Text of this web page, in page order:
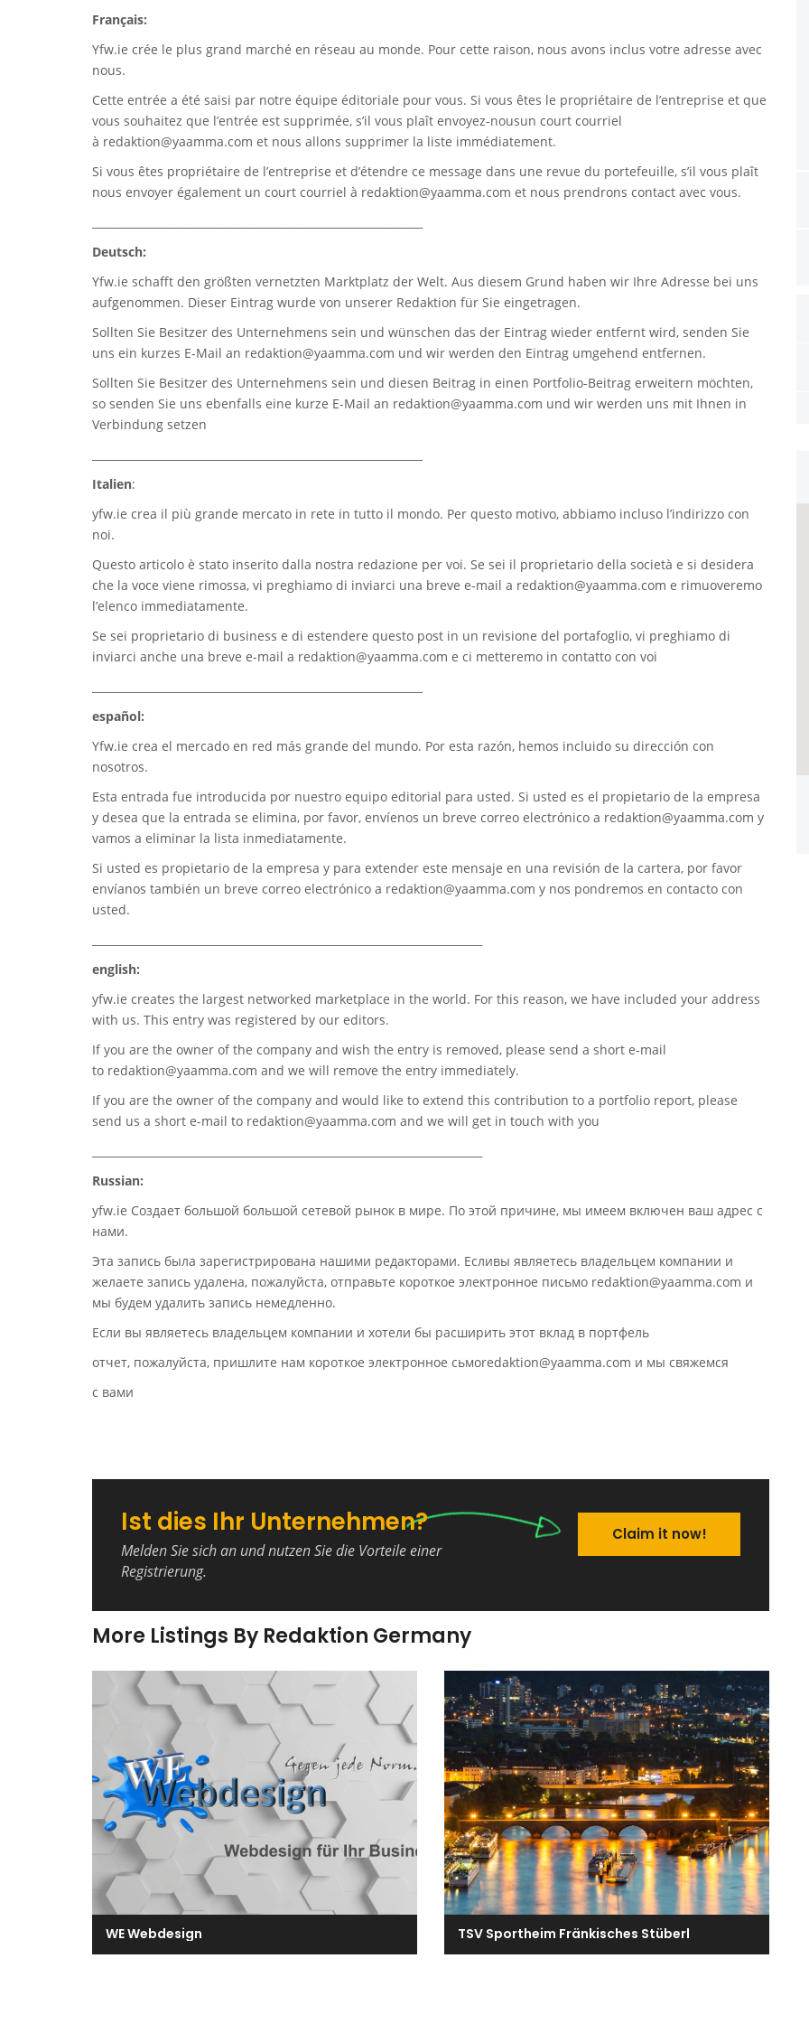
Français:
Yfw.ie crée le plus grand marché en réseau au monde. Pour cette raison, nous avons inclus votre adresse avec
nous.
Cette entrée a été saisi par notre équipe éditoriale pour vous. Si vous êtes le propriétaire de l’entreprise et que
vous souhaitez que l’entrée est supprimée, s’il vous plaît envoyez-nousun court courriel
à redaktion@yaamma.com et nous allons supprimer la liste immédiatement.
Si vous êtes propriétaire de l’entreprise et d’étendre ce message dans une revue du portefeuille, s’il vous plaît
nous envoyer également un court courriel à redaktion@yaamma.com et nous prendrons contact avec vous.
Deutsch:
Yfw.ie schafft den größten vernetzten Marktplatz der Welt. Aus diesem Grund haben wir Ihre Adresse bei uns
aufgenommen. Dieser Eintrag wurde von unserer Redaktion für Sie eingetragen.
Sollten Sie Besitzer des Unternehmens sein und wünschen das der Eintrag wieder entfernt wird, senden Sie
uns ein kurzes E-Mail an redaktion@yaamma.com und wir werden den Eintrag umgehend entfernen.
Sollten Sie Besitzer des Unternehmens sein und diesen Beitrag in einen Portfolio-Beitrag erweitern möchten,
so senden Sie uns ebenfalls eine kurze E-Mail an redaktion@yaamma.com und wir werden uns mit Ihnen in
Verbindung setzen
Italien:
yfw.ie crea il più grande mercato in rete in tutto il mondo. Per questo motivo, abbiamo incluso l’indirizzo con
noi.
Questo articolo è stato inserito dalla nostra redazione per voi. Se sei il proprietario della società e si desidera
che la voce viene rimossa, vi preghiamo di inviarci una breve e-mail a redaktion@yaamma.com e rimuoveremo
l’elenco immediatamente.
Se sei proprietario di business e di estendere questo post in un revisione del portafoglio, vi preghiamo di
inviarci anche una breve e-mail a redaktion@yaamma.com e ci metteremo in contatto con voi
español:
Yfw.ie crea el mercado en red más grande del mundo. Por esta razón, hemos incluido su dirección con
nosotros.
Esta entrada fue introducida por nuestro equipo editorial para usted. Si usted es el propietario de la empresa
y desea que la entrada se elimina, por favor, envíenos un breve correo electrónico a redaktion@yaamma.com y
vamos a eliminar la lista inmediatamente.
Si usted es propietario de la empresa y para extender este mensaje en una revisión de la cartera, por favor
envíanos también un breve correo electrónico a redaktion@yaamma.com y nos pondremos en contacto con
usted.
english:
yfw.ie creates the largest networked marketplace in the world. For this reason, we have included your address
with us. This entry was registered by our editors.
If you are the owner of the company and wish the entry is removed, please send a short e-mail
to redaktion@yaamma.com and we will remove the entry immediately.
If you are the owner of the company and would like to extend this contribution to a portfolio report, please
send us a short e-mail to redaktion@yaamma.com and we will get in touch with you
Russian:
yfw.ie Создает большой большой сетевой рынок в мире. По этой причине, мы имеем включен ваш адрес с
нами.
Эта запись была зарегистрирована нашими редакторами. Есливы являетесь владельцем компании и
желаете запись удалена, пожалуйста, отправьте короткое электронное письмо redaktion@yaamma.com и
мы будем удалить запись немедленно.
Если вы являетесь владельцем компании и хотели бы расширить этот вклад в портфель
отчет, пожалуйста, пришлите нам короткое электронное сьмоredaktion@yaamma.com и мы свяжемся
с вами
Ist dies Ihr Unternehmen?
Melden Sie sich an und nutzen Sie die Vorteile einer
Registrierung.
Claim it now!
More Listings By Redaktion Germany
WE Webdesign TSV Sportheim Fränkisches Stüberl